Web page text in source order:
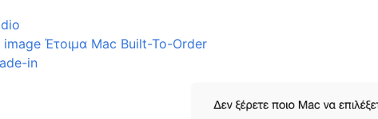
Έτοιμα Mac Built-To-Order
in